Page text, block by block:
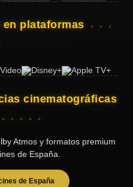
en plataformas
cinematográficas
Atmos y formatos premium
de España.
de España